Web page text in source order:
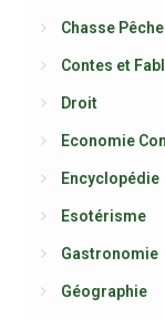
Chasse Pêche
Contes et
Droit
Economie
Encyclopédie
Esotérisme
Gastronomie
Géographie